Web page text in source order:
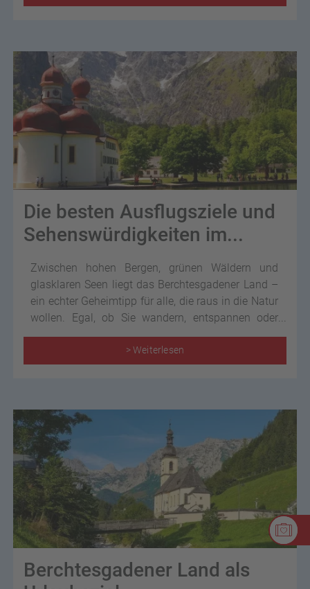
Die besten Ausflugsziele und
Sehenswürdigkeiten im...
Zwischen hohen Bergen, grünen Wäldern und
glasklaren Seen liegt das Berchtesgadener Land –
ein echter Geheimtipp für alle, die raus in die Natur
wollen. Egal, ob Sie wandern, entspannen oder
einfach die Aussicht genießen möchten, hier gibt
es jede Menge zu entdecken.
> Weiterlesen
Berchtesgadener Land als